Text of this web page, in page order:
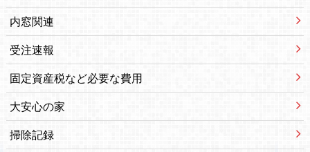
内窓関連
受注速報
固定資産税など必要な費用
大安心の家
掃除記録